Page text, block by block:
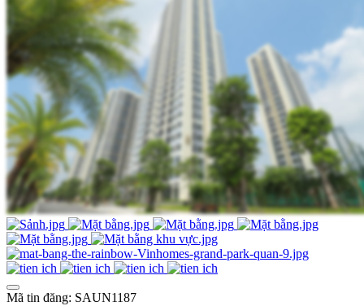
Mã tin đăng: SAUN1187